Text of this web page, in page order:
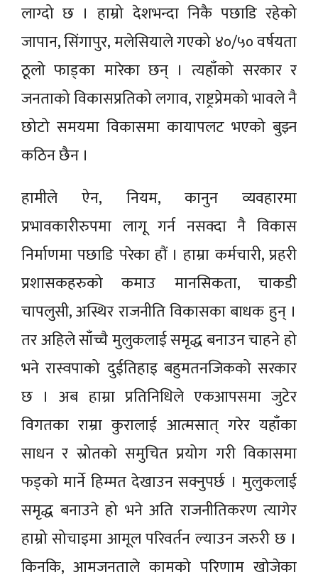
लाग्दो छ । हाम्रो देशभन्दा निकै पछाडि रहेको
जापान, सिंगापुर, मलेसियाले गएको ४०/५० वर्षयता
ठूलो फाड्का मारेका छन् । त्यहाँको सरकार र
जनताको विकासप्रतिको लगाव, राष्ट्रप्रेमको भावले नै
छोटो समयमा विकासमा कायापलट भएको बुझ्न
कठिन छैन ।
हामीले ऐन, नियम, कानुन व्यवहारमा
प्रभावकारीरुपमा लागू गर्न नसक्दा नै विकास
निर्माणमा पछाडि परेका हौं । हाम्रा कर्मचारी, प्रहरी
प्रशासकहरुको कमाउ मानसिकता, चाकडी
चापलुसी, अस्थिर राजनीति विकासका बाधक हुन् ।
तर अहिले साँच्चै मुलुकलाई समृद्ध बनाउन चाहने हो
भने रास्वपाको दुईतिहाइ बहुमतनजिकको सरकार
छ । अब हाम्रा प्रतिनिधिले एकआपसमा जुटेर
विगतका राम्रा कुरालाई आत्मसात् गरेर यहाँका
साधन र स्रोतको समुचित प्रयोग गरी विकासमा
फड्को मार्ने हिम्मत देखाउन सक्नुपर्छ । मुलुकलाई
समृद्ध बनाउने हो भने अति राजनीतिकरण त्यागेर
हाम्रो सोचाइमा आमूल परिवर्तन ल्याउन जरुरी छ ।
किनकि, आमजनताले कामको परिणाम खोजेका